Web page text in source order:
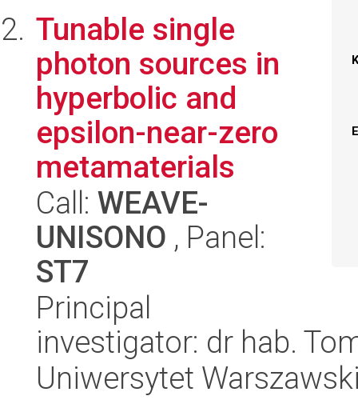
Tunable single
photon sources in
hyperbolic and
epsilon-near-zero
metamaterials
Call: WEAVE-
UNISONO , Panel:
ST7
Principal
investigator: dr hab.
Uniwersytet